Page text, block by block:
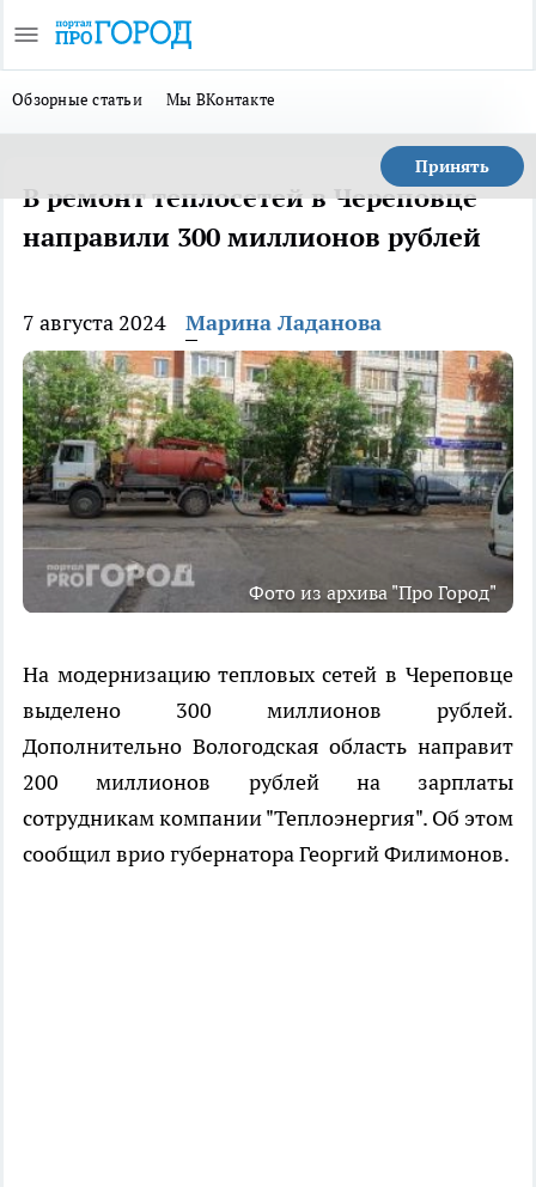
Обзорные статьи Мы ВКонтакте
Принять
В ремонт теплосетей в Череповце
направили 300 миллионов рублей
7 августа 2024 Марина Ладанова
Фото из архива "Про Город"
На модернизацию тепловых сетей в Череповце
выделено 300 миллионов рублей.
Дополнительно Вологодская область направит
200 миллионов рублей на зарплаты
сотрудникам компании "Теплоэнергия". Об этом
сообщил врио губернатора Георгий Филимонов.